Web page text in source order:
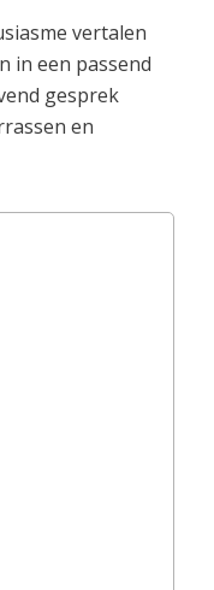
vertalen
in een passend
gesprek
en